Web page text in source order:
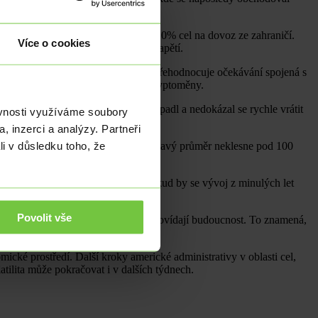
Více o cookies
využíváme soubory
inzerci a analýzy. Partneři
v důsledku toho, že
Povolit vše
oznámil zavedení dočasných 10% cel na dovoz ze zahraničí.
vztahů a možné eskalace napětí.
oslabují, protože část trhu přehodnocuje očekávání spojená s
riziko, často prodávají právě kryptoměny.
se Bitcoin pod tuto hranici propadl a nedokázal se rychle vrátit
stabilizaci.
dno, dokud jeho 50 týdenní klouzavý průměr neklesne pod 100
být na svém definitivním dně. Pokud by se vývoj z minulých let
co se již stalo, ale nepředpovídají budoucnost. To znamená,
prostředí. Další kroky americké administrativy v oblasti cel,
může pokračovat i v dalších týdnech.